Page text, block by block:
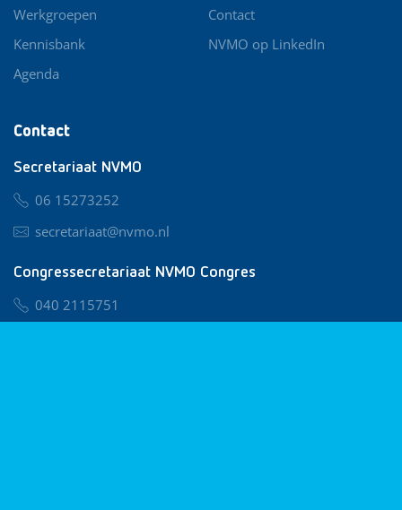
Contact
Secretariaat NVMO
06 15273252
secretariaat@nvmo.nl
Congressecretariaat NVMO Congres
040 2115751
Werkgroepen
Kennisbank
Agenda
Contact
NVMO op LinkedIn